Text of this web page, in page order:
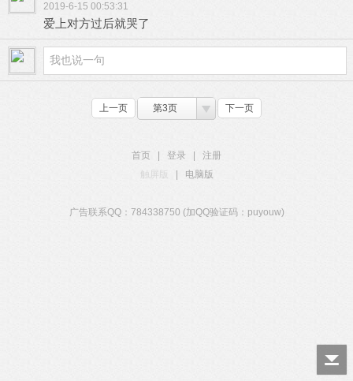
2019-6-15 00:53:31
爱上对方过后就哭了
上一页 第3页 下一页
首页 登录
注册
触屏版
电脑版
广告联系QQ：784338750 (加QQ验证码：puyouw)